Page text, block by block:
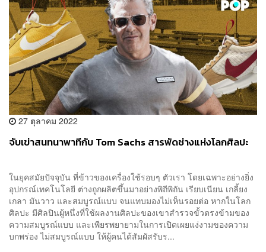
27 ตุลาคม 2022
จับเข่าสนทนาพาทีกับ Tom Sachs สารพัดช่างแห่งโลกศิลปะ
ในยุคสมัยปัจจุบัน ที่ข้าวของเครื่องใช้รอบๆ ตัวเรา โดยเฉพาะอย่างยิ่ง
อุปกรณ์เทคโนโลยี ต่างถูกผลิตขึ้นมาอย่างพิถีพิถัน เรียบเนียน เกลี้ยง
เกลา มันวาว และสมบูรณ์แบบ จนแทบมองไม่เห็นรอยต่อ หากในโลก
ศิลปะ มีศิลปินผู้หนึ่งที่ใช้ผลงานศิลปะของเขาสำรวจขั้วตรงข้ามของ
ความสมบูรณ์แบบ และเพียรพยายามในการเปิดเผยแง่งามของความ
บกพร่อง ไม่สมบูรณ์แบบ ให้ผู้คนได้สัมผัสรับร...